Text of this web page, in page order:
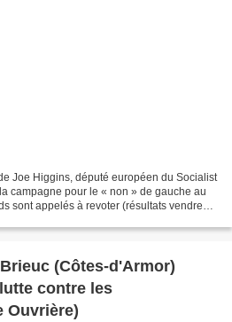
Joe Higgins, député européen du Socialist
campagne pour le « non » de gauche au
sont appelés à revoter (résultats vendredi)
(Côtes-d'Armor)
contre les
Ouvrière)